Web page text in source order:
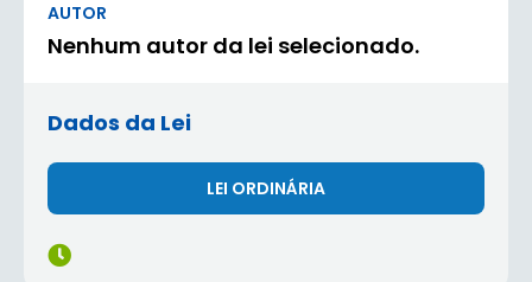
AUTOR
Nenhum autor da lei selecionado.
Dados da Lei
LEI ORDINÁRIA